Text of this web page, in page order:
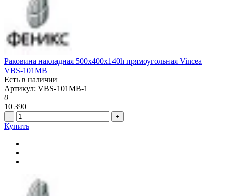
Раковина накладная 500x400x140h прямоугольная Vincea
VBS-101MB
Есть в наличии
Артикул: VBS-101MB-1
0
10 390
- +
Купить